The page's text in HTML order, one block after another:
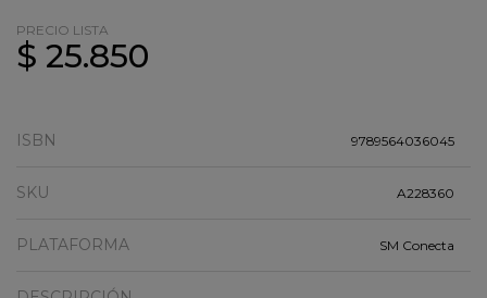
PRECIO LISTA
$ 25.850
ISBN 9789564036045
SKU A228360
PLATAFORMA SM Conecta